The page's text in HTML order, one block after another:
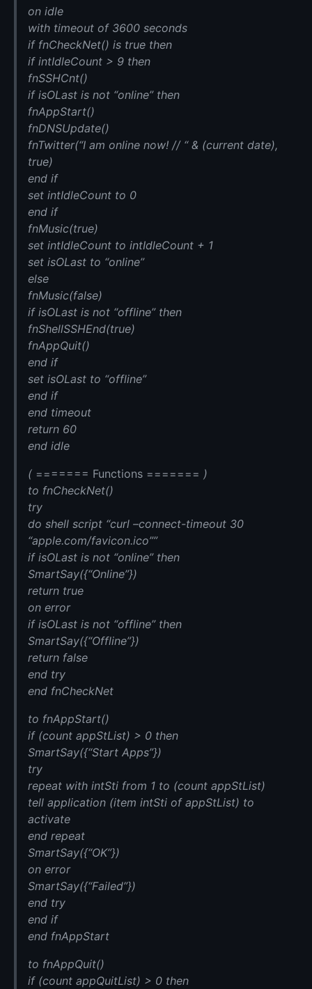
on idle
with timeout of 3600 seconds
if fnCheckNet() is true then
if intIdleCount > 9 then
fnSSHCnt()
if isOLast is not “online” then
fnAppStart()
fnDNSUpdate()
fnTwitter(“I am online now! // “ & (current date),
true)
end if
set intIdleCount to 0
end if
fnMusic(true)
set intIdleCount to intIdleCount + 1
set isOLast to “online”
else
fnMusic(false)
if isOLast is not “offline” then
fnShellSSHEnd(true)
fnAppQuit()
end if
set isOLast to “offline”
end if
end timeout
return 60
end idle
( ======= Functions ======= )
to fnCheckNet()
try
do shell script “curl –connect-timeout 30
“apple.com/favicon.ico””
if isOLast is not “online” then
SmartSay({“Online”})
return true
on error
if isOLast is not “offline” then
SmartSay({“Offline”})
return false
end try
end fnCheckNet
to fnAppStart()
if (count appStList) > 0 then
SmartSay({“Start Apps”})
try
repeat with intSti from 1 to (count appStList)
tell application (item intSti of appStList) to
activate
end repeat
SmartSay({“OK”})
on error
SmartSay({“Failed”})
end try
end if
end fnAppStart
to fnAppQuit()
if (count appQuitList) > 0 then